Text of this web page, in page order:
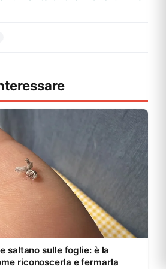
saltano sulle foglie: è la
riconoscerla e fermarla